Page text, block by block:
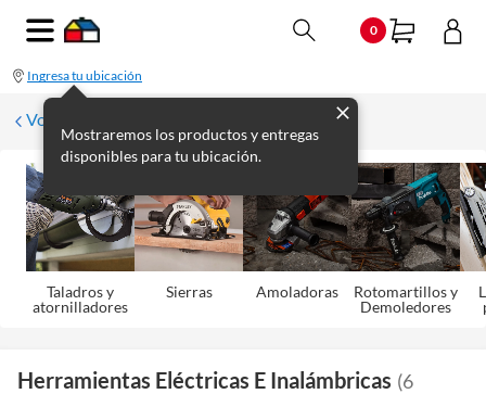
0
Ingresa tu ubicación
Mostraremos los productos y entregas
disponibles para tu ubicación.
Volver
Taladros y
atornilladores
Sierras Amoladoras
Rotomartillos y
Demoledores
Herramientas Eléctricas E Inalámbricas (6